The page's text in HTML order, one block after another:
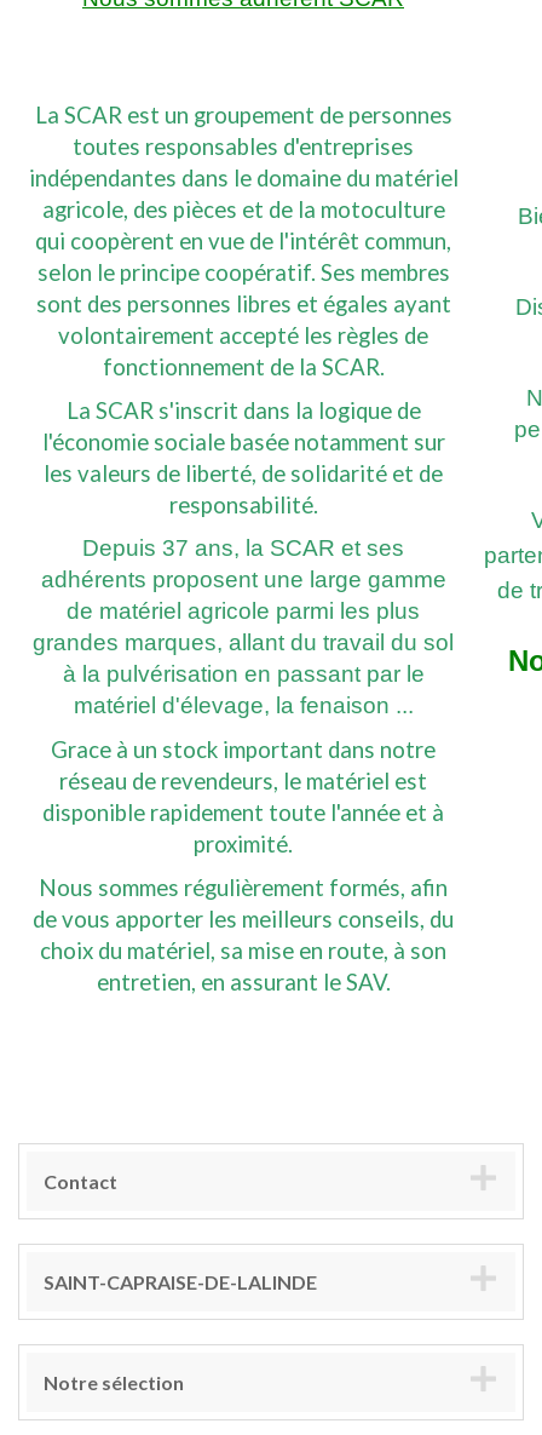
La SCAR est un groupement de personnes
toutes responsables d'entreprises
indépendantes dans le domaine du matériel
agricole, des pièces et de la motoculture
qui coopèrent en vue de l'intérêt commun,
selon le principe coopératif. Ses membres
sont des personnes libres et égales ayant
volontairement accepté les règles de
fonctionnement de la SCAR.
La SCAR s'inscrit dans la logique de
l'économie sociale basée notamment sur
les valeurs de liberté, de solidarité et de
responsabilité.
Depuis 37 ans, la SCAR et ses
adhérents proposent une large gamme
de matériel agricole parmi les plus
grandes marques, allant du travail du sol
à la pulvérisation en passant par le
matériel d'élevage, la fenaison ...
Grace à un stock important dans notre
réseau de revendeurs, le matériel est
disponible rapidement toute l'année et à
proximité.
Nous sommes régulièrement formés, afin
de vous apporter les meilleurs conseils, du
choix du matériel, sa mise en route, à son
entretien, en assurant le SAV.
de
Contact
SAINT-CAPRAISE-DE-LALINDE
Notre sélection